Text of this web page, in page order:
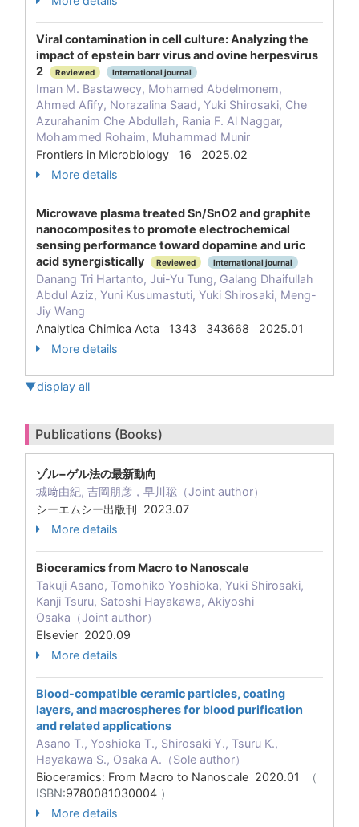
Viral contamination in cell culture: Analyzing the
impact of epstein barr virus and ovine herpesvirus
2
Reviewed International journal
Iman M. Bastawecy, Mohamed Abdelmonem,
Ahmed Afify, Norazalina Saad, Yuki Shirosaki, Che
Azurahanim Che Abdullah, Rania F. Al Naggar,
Mohammed Rohaim, Muhammad Munir
Frontiers in Microbiology 16 2025.02
More details
Microwave plasma treated Sn/SnO2 and graphite
nanocomposites to promote electrochemical
sensing performance toward dopamine and uric
acid synergistically
Reviewed International journal
Danang Tri Hartanto, Jui-Yu Tung, Galang Dhaifullah
Abdul Aziz, Yuni Kusumastuti, Yuki Shirosaki, Meng-
Jiy Wang
Analytica Chimica Acta 1343 343668 2025.01
More details
▼display all
Publications (Books)
ゾル−ゲル法の最新動向
城﨑由紀, 吉岡朋彦，早川聡（Joint author）
シーエムシー出版刊 2023.07
More details
Bioceramics from Macro to Nanoscale
Takuji Asano, Tomohiko Yoshioka, Yuki Shirosaki,
Kanji Tsuru, Satoshi Hayakawa, Akiyoshi
Osaka（Joint author）
Elsevier 2020.09
More details
Blood-compatible ceramic particles, coating
layers, and macrospheres for blood purification
and related applications
Asano T., Yoshioka T., Shirosaki Y., Tsuru K.,
Hayakawa S., Osaka A.（Sole author）
Bioceramics: From Macro to Nanoscale 2020.01
（
ISBN:9780081030004 ）
More details